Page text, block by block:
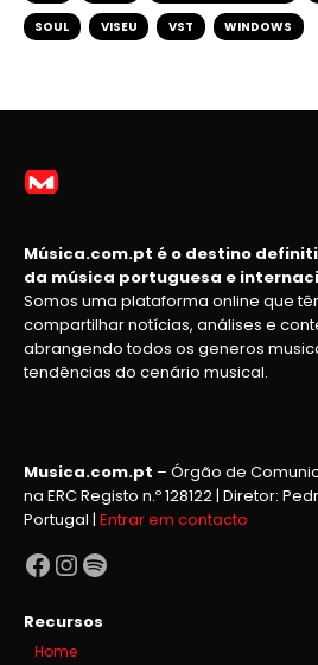
SOUL VISEU VST WINDOWS
Música.com.pt é o destino
da música portuguesa e
Somos uma plataforma online que
compartilhar notícias, análises e
abrangendo todos os generos
tendências do cenário musical.
Musica.com.pt – Órgão de
na ERC Registo n.º 128122 | Diretor:
Portugal | Entrar em contacto
Facebook
Instagram
Spotify
Recursos
Home